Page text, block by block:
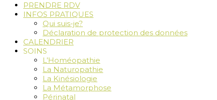
Céline
Magnenat
PRENDRE RDV
INFOS PRATIQUES
Qui suis-je?
Déclaration de protection des données
CALENDRIER
SOINS
L’Homéopathie
La Naturopathie
La Kinésiologie
La Métamorphose
Périnatal